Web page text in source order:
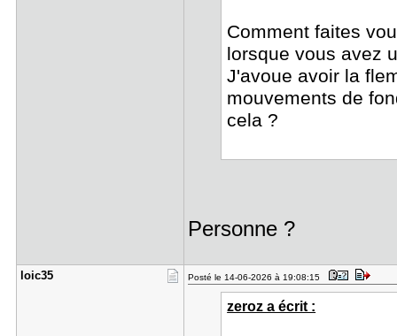
Comment faites
lorsque vous avez
J'avoue avoir la
mouvements de
cela ?
Personne ?
loic35 Posté le 14-06-2026 à 19:08:15
zeroz a écrit :